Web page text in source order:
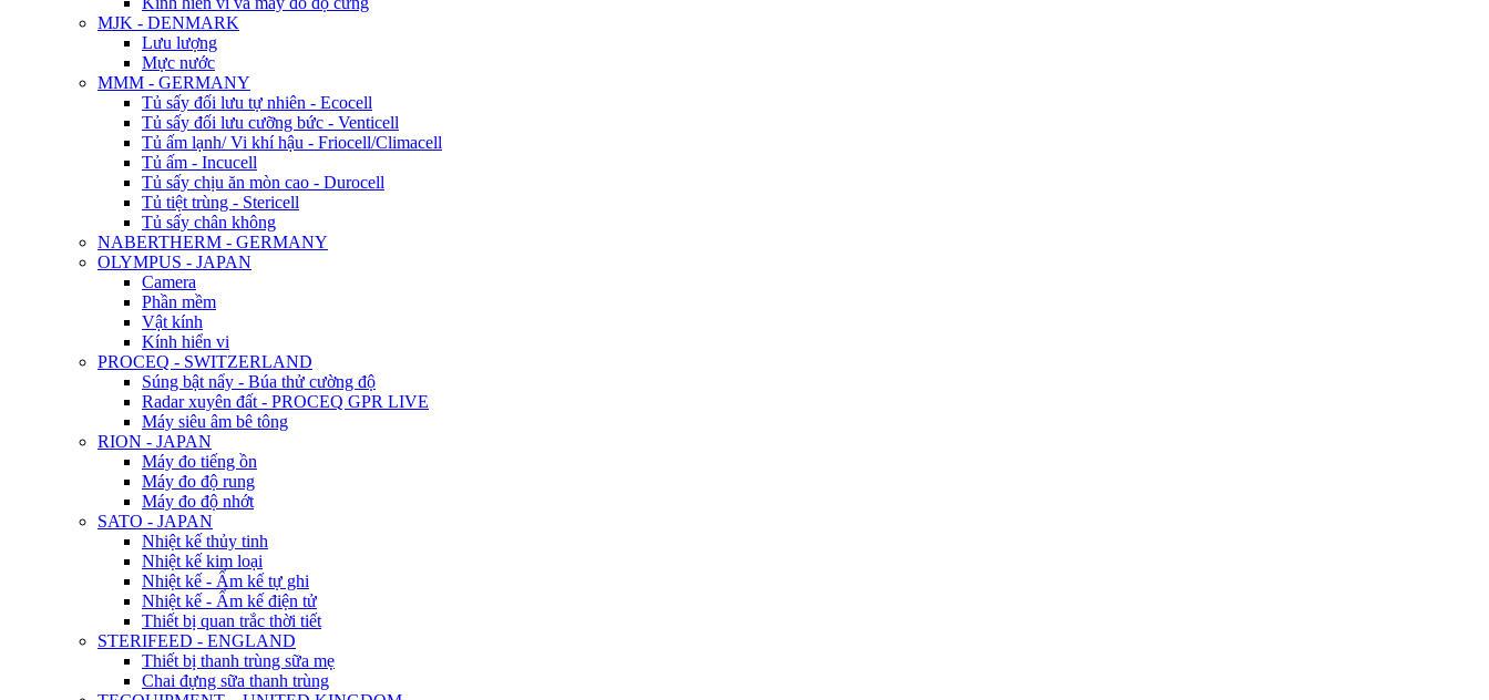
MJK - DENMARK
Lưu lượng
Mực nước
MMM - GERMANY
Tủ sấy đối lưu tự nhiên - Ecocell
Tủ sấy đối lưu cưỡng bức - Venticell
Tủ ấm lạnh/ Vi khí hậu - Friocell/Climacell
Tủ ấm - Incucell
Tủ sấy chịu ăn mòn cao - Durocell
Tủ tiệt trùng - Stericell
Tủ sấy chân không
NABERTHERM - GERMANY
OLYMPUS - JAPAN
Camera
Phần mềm
Vật kính
Kính hiển vi
PROCEQ - SWITZERLAND
Súng bật nẩy - Búa thử cường độ
Radar xuyên đất - PROCEQ GPR LIVE
Máy siêu âm bê tông
RION - JAPAN
Máy đo tiếng ồn
Máy đo độ rung
Máy đo độ nhớt
SATO - JAPAN
Nhiệt kế thủy tinh
Nhiệt kế kim loại
Nhiệt kế - Ẩm kế tự ghi
Nhiệt kế - Ẩm kế điện tử
Thiết bị quan trắc thời tiết
STERIFEED - ENGLAND
Thiết bị thanh trùng sữa mẹ
Chai đựng sữa thanh trùng